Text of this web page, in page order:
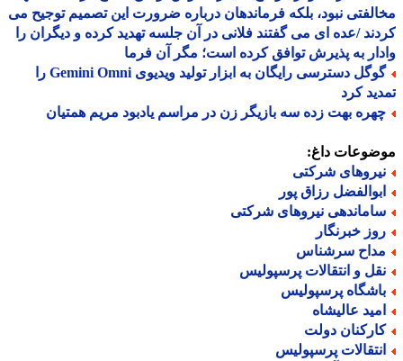
نبود، بلکه فرماندهان درباره ضرورت این تصمیم توجیح می
/عده ای می گفتند فلانی در آن جلسه تهدید کرده و دیگران را
به پذیرش توافق کرده است؛ مگر آن فرما
گوگل دسترسی رایگان به ابزار تولید ویدیوی Gemini Omni را
کرد
بهت زده سه بازیگر زن در مراسم یادبود مریم همتیان
داغ:
شرکتی
رزاق پور
نیروهای شرکتی
خبرنگار
سرشناس
و انتقالات پرسپولیس
پرسپولیس
عالیشاه
دولت
پرسپولیس